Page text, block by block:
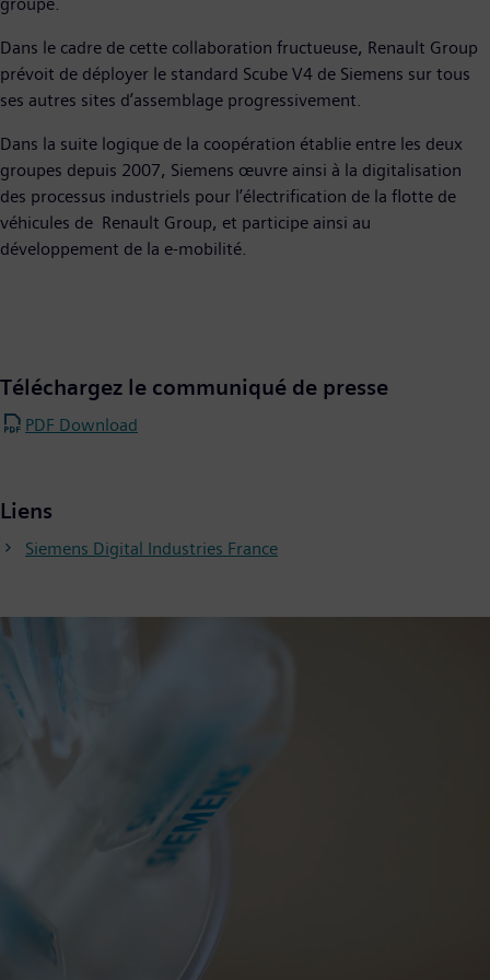
Dans le cadre de cette collaboration fructueuse, Renault Group
prévoit de déployer le standard Scube V4 de Siemens sur tous
ses autres sites d’assemblage progressivement.
Dans la suite logique de la coopération établie entre les deux
groupes depuis 2007, Siemens œuvre ainsi à la digitalisation
des processus industriels pour l’électrification de la flotte de
véhicules de Renault Group, et participe ainsi au
développement de la e-mobilité.
Téléchargez le communiqué de presse
PDF Download
Liens
Siemens Digital Industries France